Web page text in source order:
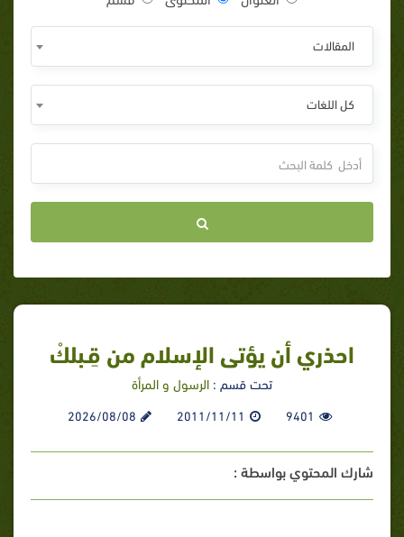
المقالات
كل اللغات
احذري أن يؤتى الإسلام من قِـبلكْ
تحت قسم : الرسول و المرأة
9401
2011/11/11
2026/08/08
شارك المحتوي بواسطة :